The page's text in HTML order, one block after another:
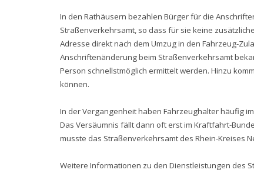
In den Rathäusern bezahlen Bürger für die
Straßenverkehrsamt, so dass für sie keine
Adresse direkt nach dem Umzug in den Fahrzeug-
Anschriftenänderung beim Straßenverkehrsamt
Person schnellstmöglich ermittelt werden. Hinzu
können.
In der Vergangenheit haben Fahrzeughalter häufig
Das Versäumnis fällt dann oft erst im Kraftfahrt-
musste das Straßenverkehrsamt des Rhein-Kreises
Weitere Informationen zu den Dienstleistungen des